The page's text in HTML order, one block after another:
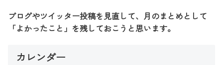
ブログやツイッター投稿を見直して、月のまとめとして
「よかったこと」を残しておこうと思います。
カレンダー